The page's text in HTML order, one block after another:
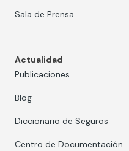
Sala de Prensa
Actualidad
Publicaciones
Blog
Diccionario de Seguros
Centro de Documentación